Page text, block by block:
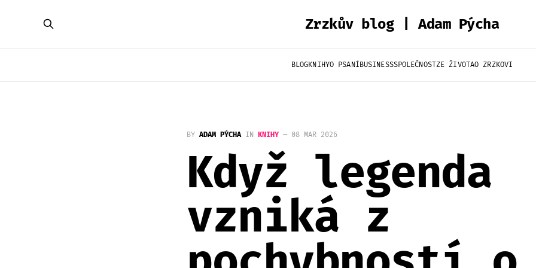
Zrzkův blog | Adam Pýcha
BLOGKNIHYO PSANÍBUSINESSSPOLEČNOSTZE ŽIVOTAO ZRZKOVI
BY ADAM PÝCHAIN KNIHY — 08 MAR 2026
Když legenda
vzniká z